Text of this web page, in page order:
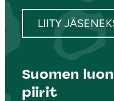
LIITY
Suomen
piirit